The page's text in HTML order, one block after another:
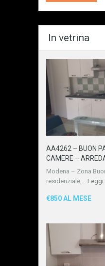
In vetrina
AA4262 – BUON
CAMERE –
Modena – Zona
residenziale,… Leggi
€850 AL MESE